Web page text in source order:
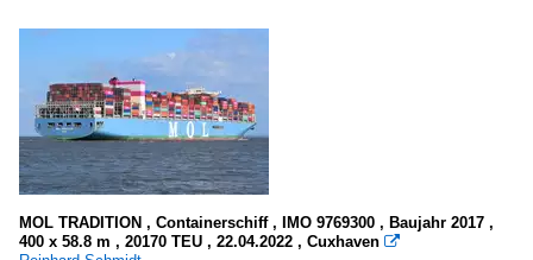
MOL TRADITION , Containerschiff , IMO 9769300 , Baujahr 2017 ,
400 x 58.8 m , 20170 TEU , 22.04.2022 , Cuxhaven 